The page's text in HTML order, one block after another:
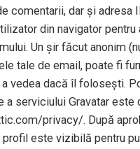
comentarii, dar și adresa
din navigator pentru
Un șir făcut anonim
tale de email, poate fi
a vedea dacă îl folosești.
a serviciului Gravatar este
privacy/. După
este vizibilă pentru